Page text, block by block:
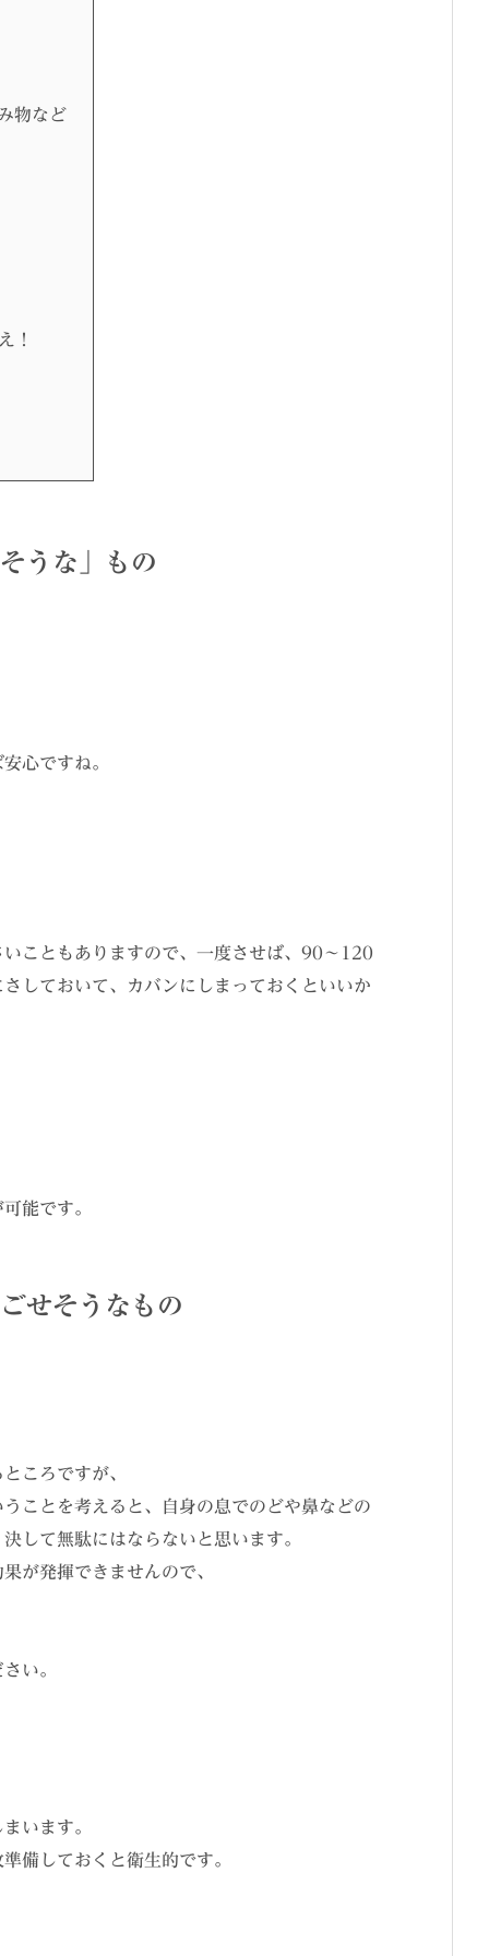
物など
！
うな」もの
心ですね。
こともありますので、一度させば、90～120
しておいて、カバンにしまっておくといいか
能です。
せそうなもの
ころですが、
ことを考えると、自身の息でのどや鼻などの
して無駄にはならないと思います。
が発揮できませんので、
い。
います。
備しておくと衛生的です。